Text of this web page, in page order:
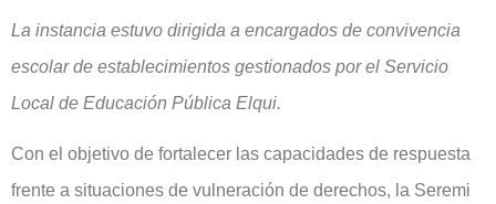
La instancia estuvo dirigida a encargados de convivencia
escolar de establecimientos gestionados por el Servicio
Local de Educación Pública Elqui.
Con el objetivo de fortalecer las capacidades de respuesta
frente a situaciones de vulneración de derechos, la Seremi